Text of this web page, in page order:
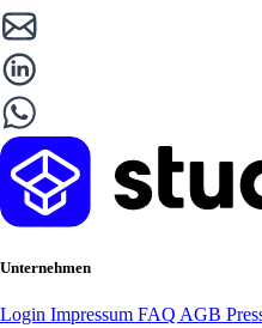
Unternehmen
Login Impressum FAQ AGB